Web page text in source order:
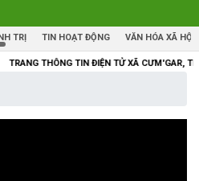
TRỊ TIN HOẠT ĐỘNG VĂN HÓA XÃ HỘI
TIN ĐIỆN TỬ XÃ CƯM'GAR, TỈNH ĐẮK LẮK